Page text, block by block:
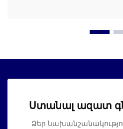
Ստանալ ազատ
Ձեր